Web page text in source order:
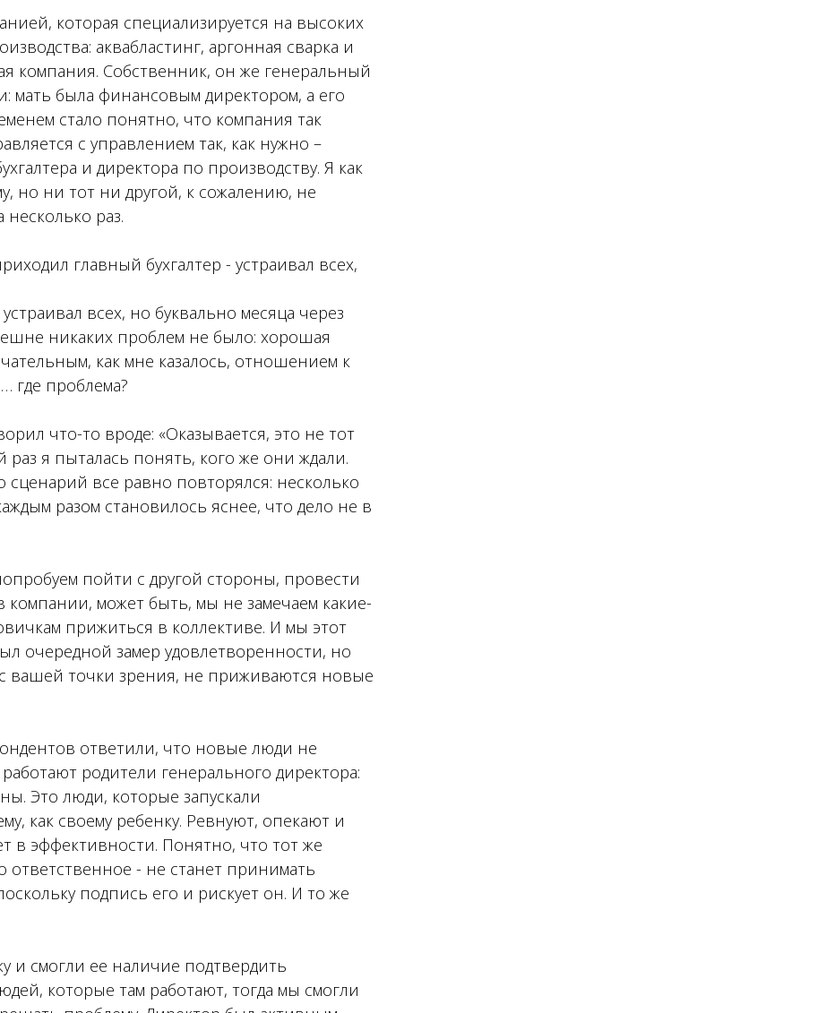
которая специализируется на высоких
аквабластинг, аргонная сварка и
компания. Собственник, он же генеральный
мать была финансовым директором, а его
стало понятно, что компания так
с управлением так, как нужно –
и директора по производству. Я как
но ни тот ни другой, к сожалению, не
раз.
главный бухгалтер - устраивал всех,
всех, но буквально месяца через
никаких проблем не было: хорошая
как мне казалось, отношением к
где проблема?
что-то вроде: «Оказывается, это не тот
я пыталась понять, кого же они ждали.
сценарий все равно повторялся: несколько
разом становилось яснее, что дело не в
пойти с другой стороны, провести
компании, может быть, мы не замечаем какие-
прижиться в коллективе. И мы этот
очередной замер удовлетворенности, но
вашей точки зрения, не приживаются новые
ответили, что новые люди не
родители генерального директора:
Это люди, которые запускали
как своему ребенку. Ревнуют, опекают и
в эффективности. Понятно, что тот же
ответственное - не станет принимать
подпись его и рискует он. И то же
и смогли ее наличие подтвердить
которые там работают, тогда мы смогли